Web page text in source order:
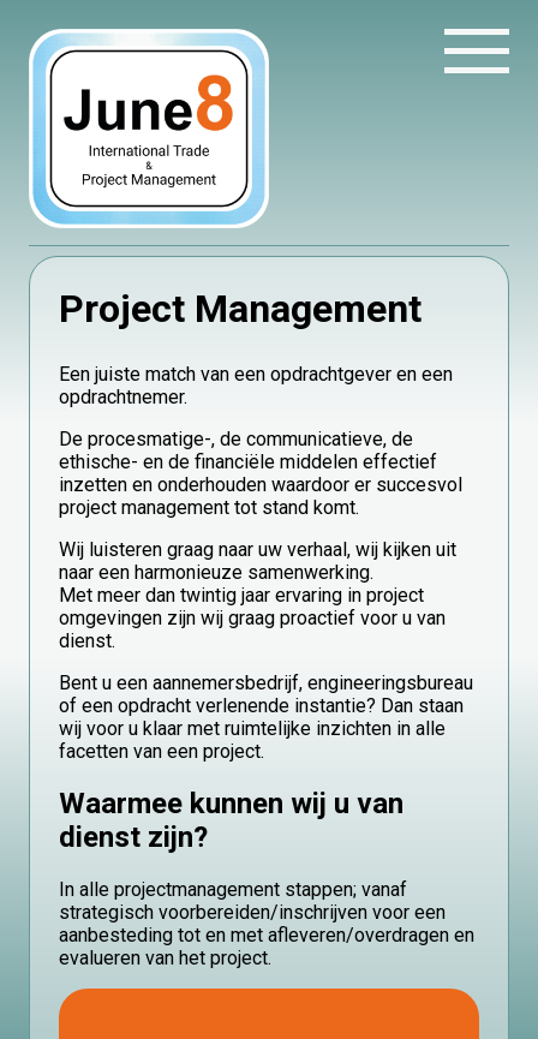
Project Management
Een juiste match van een opdrachtgever en een
opdrachtnemer.
De procesmatige-, de communicatieve, de
ethische- en de financiële middelen effectief
inzetten en onderhouden waardoor er succesvol
project management tot stand komt.
Wij luisteren graag naar uw verhaal, wij kijken uit
naar een harmonieuze samenwerking.
Met meer dan twintig jaar ervaring in project
omgevingen zijn wij graag proactief voor u van
dienst.
Bent u een aannemersbedrijf, engineeringsbureau
of een opdracht verlenende instantie? Dan staan
wij voor u klaar met ruimtelijke inzichten in alle
facetten van een project.
Waarmee kunnen wij u van
dienst zijn?
In alle projectmanagement stappen; vanaf
strategisch voorbereiden/inschrijven voor een
aanbesteding tot en met afleveren/overdragen en
evalueren van het project.